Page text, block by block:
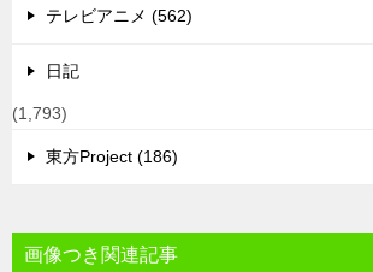
テレビアニメ (562)
日記
(1,793)
東方Project (186)
画像つき関連記事